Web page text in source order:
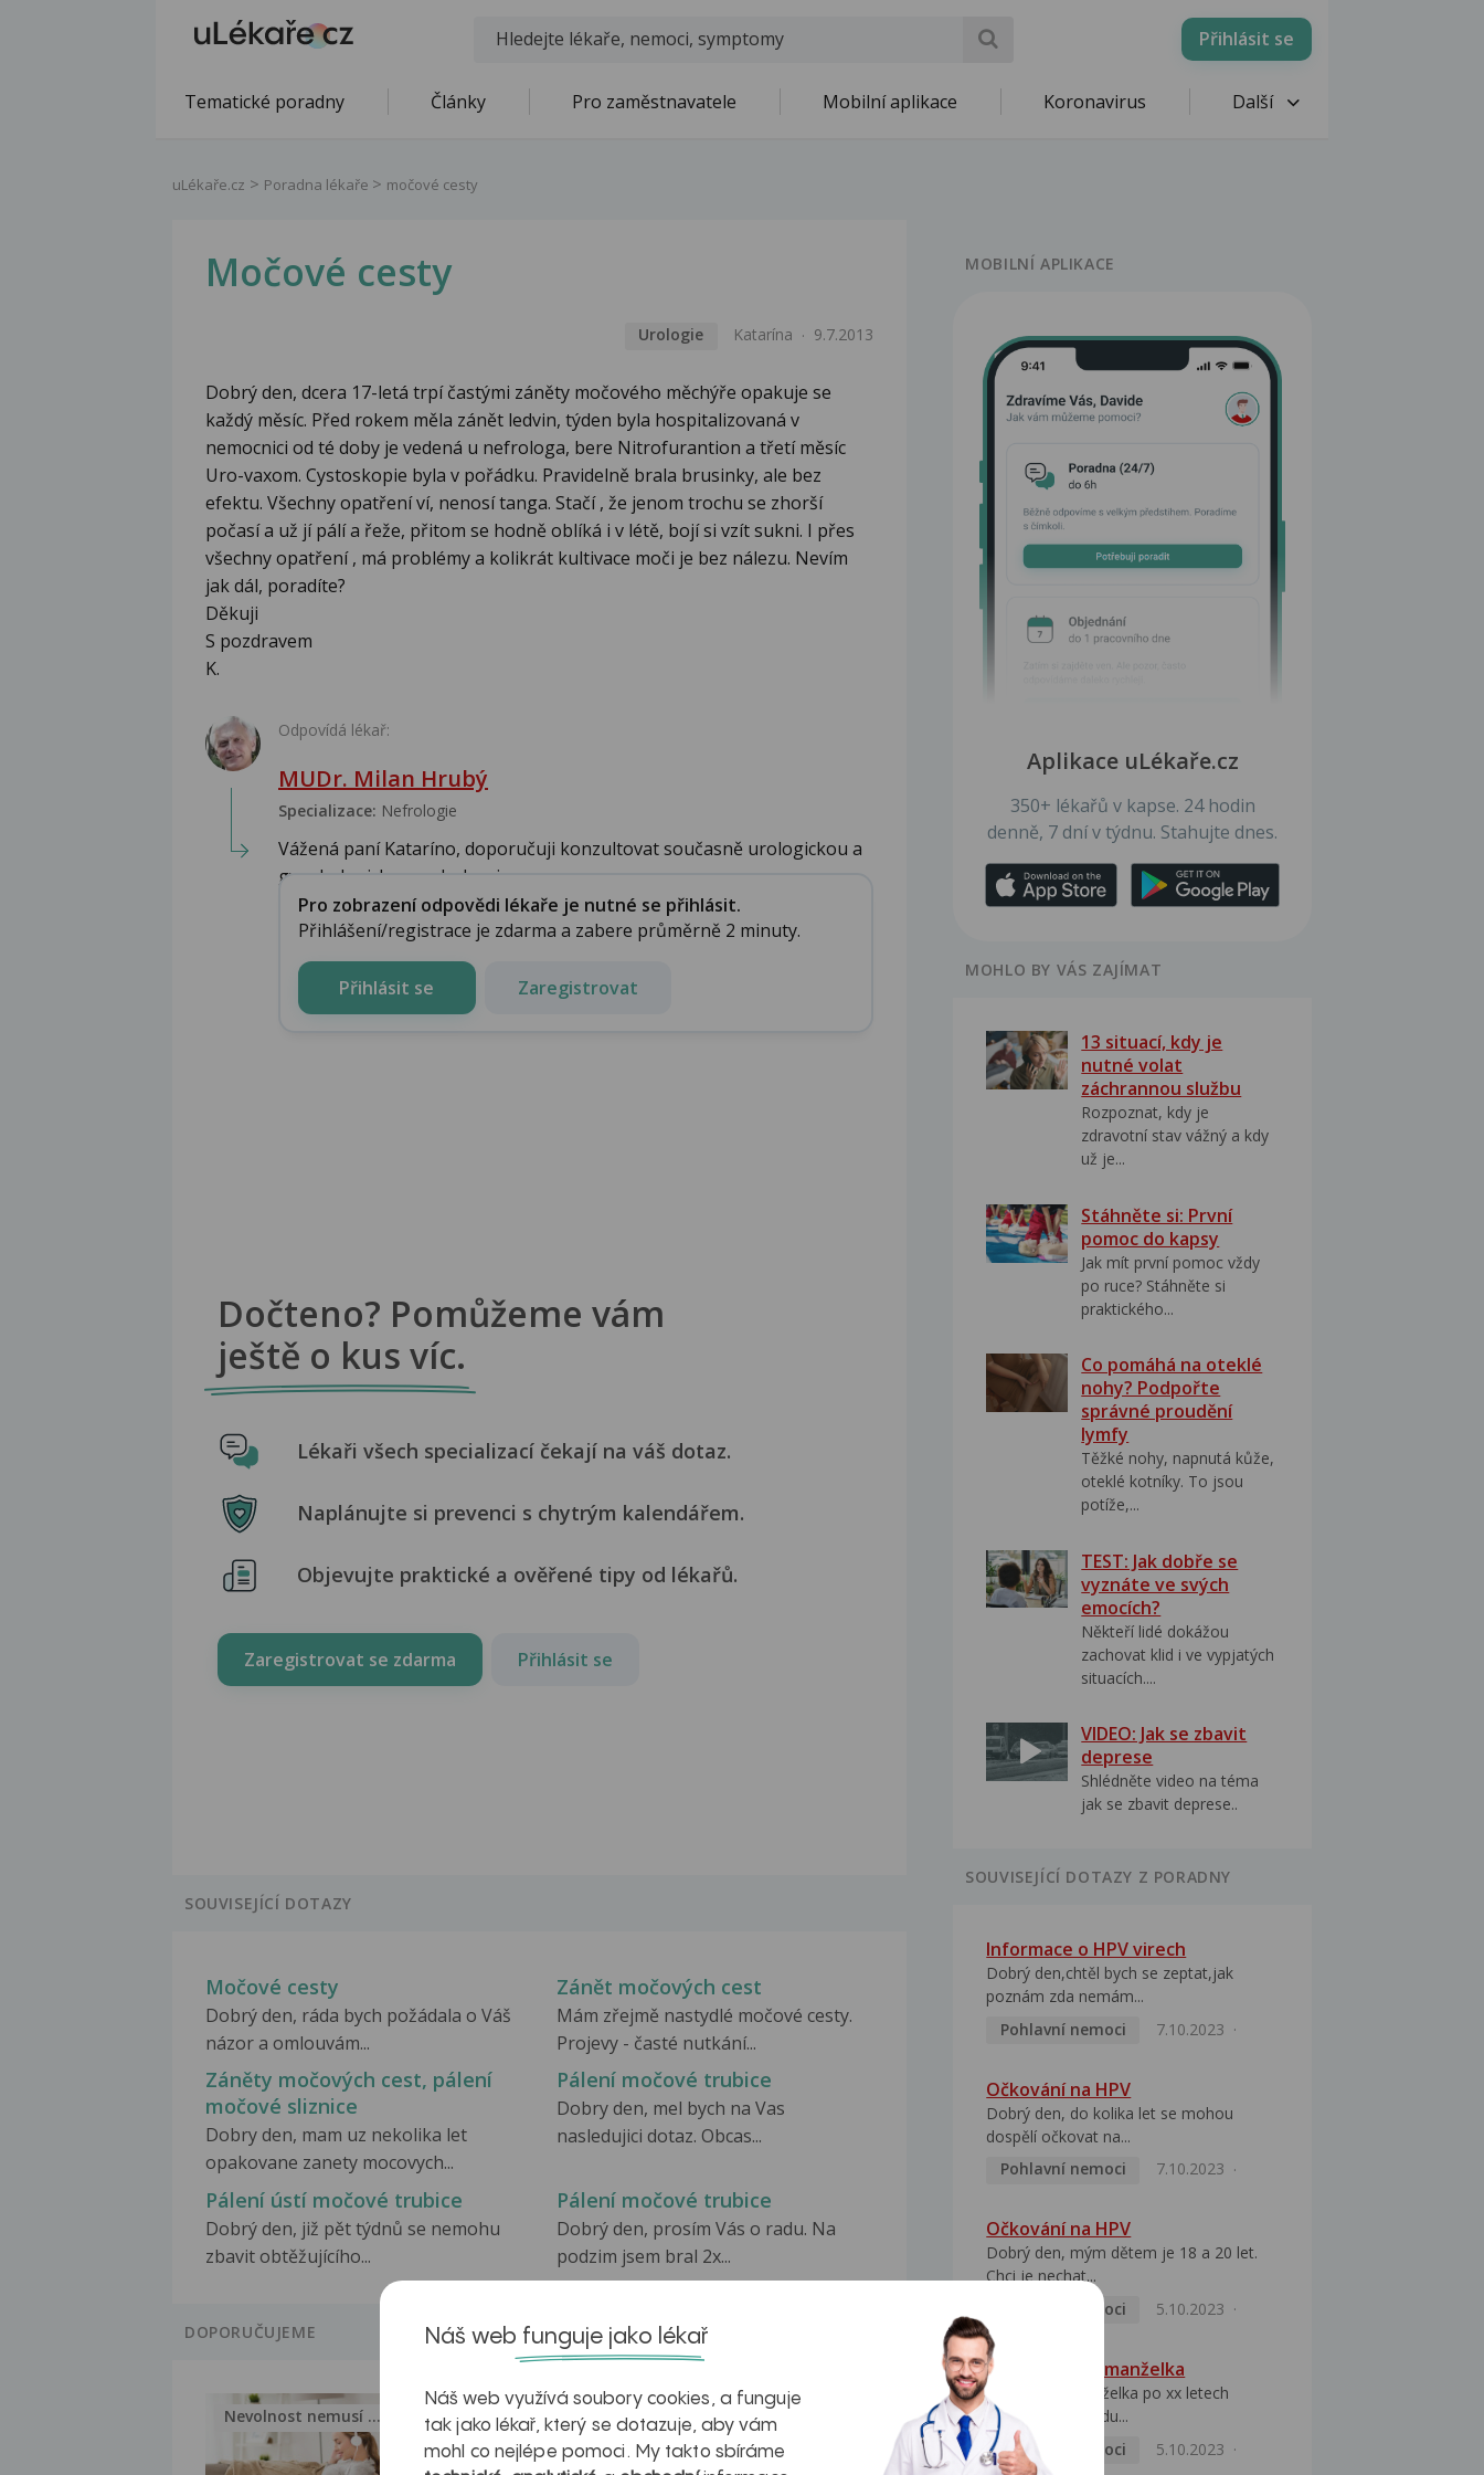
Přihlásit se
Tematické poradny Články Pro zaměstnavatele Mobilní aplikace Koronavirus Další
uLékaře.cz Poradna lékaře močové cesty
Močové cesty
Urologie Katarína 9.7.2013
Dobrý den, dcera 17-letá trpí častými záněty močového měchýře opakuje se
každý měsíc. Před rokem měla zánět ledvin, týden byla hospitalizovaná v
nemocnici od té doby je vedená u nefrologa, bere Nitrofurantion a třetí měsíc
Uro-vaxom. Cystoskopie byla v pořádku. Pravidelně brala brusinky, ale bez
efektu. Všechny opatření ví, nenosí tanga. Stačí , že jenom trochu se zhorší
počasí a už jí pálí a řeže, přitom se hodně oblíká i v létě, bojí si vzít sukni. I přes
všechny opatření , má problémy a kolikrát kultivace moči je bez nálezu. Nevím
jak dál, poradíte?
Děkuji
S pozdravem
K.
Odpovídá lékař:
MUDr. Milan Hrubý
Specializace: Nefrologie
Vážená paní Kataríno, doporučuji konzultovat současně urologickou a
gynekologickou ambulanci...
Pro zobrazení odpovědi lékaře je nutné se přihlásit.
Přihlášení/registrace je zdarma a zabere průměrně 2 minuty.
Přihlásit se Zaregistrovat
Dočteno? Pomůžeme vám
ještě o kus víc.
Lékaři všech specializací čekají na váš dotaz.
Naplánujte si prevenci s chytrým kalendářem.
Objevujte praktické a ověřené tipy od lékařů.
Zaregistrovat se zdarma Přihlásit se
SOUVISEJÍCÍ DOTAZY
Močové cesty
Dobrý den, ráda bych požádala o Váš
názor a omlouvám...
Zánět močových cest
Mám zřejmě nastydlé močové cesty.
Projevy - časté nutkání...
Záněty močových cest, pálení
močové sliznice
Dobry den, mam uz nekolika let
opakovane zanety mocovych...
Pálení močové trubice
Dobry den, mel bych na Vas
nasledujici dotaz. Obcas...
Pálení ústí močové trubice
Dobrý den, již pět týdnů se nemohu
zbavit obtěžujícího...
Pálení močové trubice
Dobrý den, prosím Vás o radu. Na
podzim jsem bral 2x...
DOPORUČUJEME
Nevolnost nemusí být nutnou... Jak na zdravá játra?
MOBILNÍ APLIKACE
Aplikace uLékaře.cz
350+ lékařů v kapse. 24 hodin
denně, 7 dní v týdnu. Stahujte dnes.
MOHLO BY VÁS ZAJÍMAT
13 situací, kdy je
nutné volat
záchrannou službu
Rozpoznat, kdy je
zdravotní stav vážný a kdy
už je...
Stáhněte si: První
pomoc do kapsy
Jak mít první pomoc vždy
po ruce? Stáhněte si
praktického...
Co pomáhá na oteklé
nohy? Podpořte
správné proudění
lymfy
Těžké nohy, napnutá kůže,
oteklé kotníky. To jsou
potíže,...
TEST: Jak dobře se
vyznáte ve svých
emocích?
Někteří lidé dokážou
zachovat klid i ve vypjatých
situacích....
VIDEO: Jak se zbavit
deprese
Shlédněte video na téma
jak se zbavit deprese..
SOUVISEJÍCÍ DOTAZY Z PORADNY
Informace o HPV virech
Dobrý den,chtěl bych se zeptat,jak
poznám zda nemám...
Pohlavní nemoci
7.10.2023
Očkování na HPV
Dobrý den, do kolika let se mohou
dospělí očkovat na...
Pohlavní nemoci
7.10.2023
Očkování na HPV
Dobrý den, mým dětem je 18 a 20 let.
Chci je nechat...
Pohlavní nemoci
5.10.2023
HPV pozitivní manželka
Dobrý den, manželka po xx letech
přivezla z Východu...
Pohlavní nemoci
5.10.2023
Náš web funguje jako lékař
Náš web využívá soubory cookies, a funguje
tak jako lékař, který se dotazuje, aby vám
mohl co nejlépe pomoci. My takto sbíráme